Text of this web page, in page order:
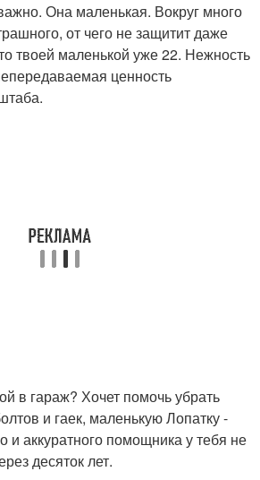
Она маленькая. Вокруг много
от чего не защитит даже
твоей маленькой уже 22. Нежность
ценность
в гараж? Хочет помочь убрать
и гаек, маленькую Лопатку -
и аккуратного помощника у тебя не
десяток лет.